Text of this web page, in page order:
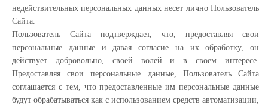
недействительных персональных данных несет лично Пользователь
Сайта.
Пользователь Сайта подтверждает, что, предоставляя свои
персональные данные и давая согласие на их обработку, он
действует добровольно, своей волей и в своем интересе.
Предоставляя свои персональные данные, Пользователь Сайта
соглашается с тем, что предоставленные им персональные данные
будут обрабатываться как с использованием средств автоматизации,